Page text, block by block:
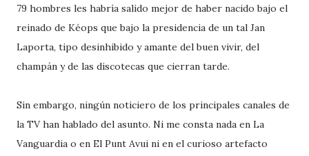
79 hombres les habría salido mejor de haber nacido bajo el
reinado de Kéops que bajo la presidencia de un tal Jan
Laporta, tipo desinhibido y amante del buen vivir, del
champán y de las discotecas que cierran tarde.
Sin embargo, ningún noticiero de los principales canales de
la TV han hablado del asunto. Ni me consta nada en La
Vanguardia o en El Punt Avui ni en el curioso artefacto